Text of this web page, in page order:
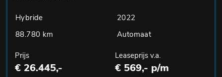
Hybride
2022
88.780 km
Automaat
Prijs
€ 26.445,-
Leaseprijs v.a.
€ 569,- p/m